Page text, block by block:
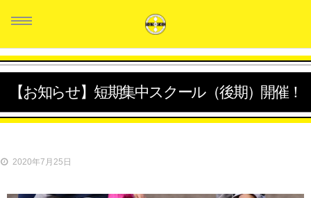
スタッフ紹介
【お知らせ】短期集中スクール（後期）開催！
2020年7月25日